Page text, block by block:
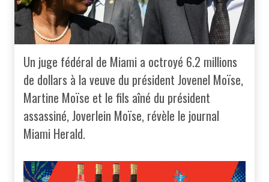
Un juge fédéral de Miami a octroyé 6.2 millions
de dollars à la veuve du président Jovenel Moïse,
Martine Moïse et le fils aîné du président
assassiné, Joverlein Moïse, révèle le journal
Miami Herald.